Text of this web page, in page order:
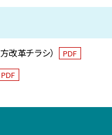
改革チラシ） PDF
PDF